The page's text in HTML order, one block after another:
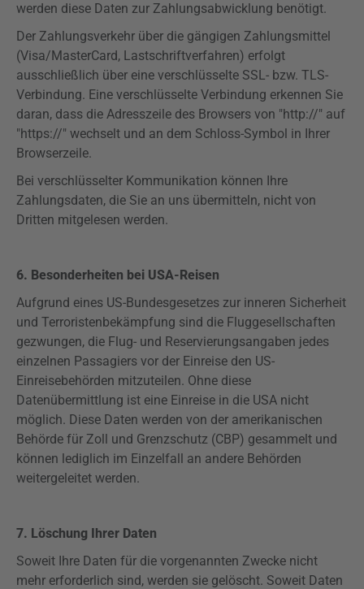
werden diese Daten zur Zahlungsabwicklung benötigt.
Der Zahlungsverkehr über die gängigen Zahlungsmittel
(Visa/MasterCard, Lastschriftverfahren) erfolgt
ausschließlich über eine verschlüsselte SSL- bzw. TLS-
Verbindung. Eine verschlüsselte Verbindung erkennen Sie
daran, dass die Adresszeile des Browsers von "http://" auf
"https://" wechselt und an dem Schloss-Symbol in Ihrer
Browserzeile.
Bei verschlüsselter Kommunikation können Ihre
Zahlungsdaten, die Sie an uns übermitteln, nicht von
Dritten mitgelesen werden.
6. Besonderheiten bei USA-Reisen
Aufgrund eines US-Bundesgesetzes zur inneren Sicherheit
und Terroristenbekämpfung sind die Fluggesellschaften
gezwungen, die Flug- und Reservierungsangaben jedes
einzelnen Passagiers vor der Einreise den US-
Einreisebehörden mitzuteilen. Ohne diese
Datenübermittlung ist eine Einreise in die USA nicht
möglich. Diese Daten werden von der amerikanischen
Behörde für Zoll und Grenzschutz (CBP) gesammelt und
können lediglich im Einzelfall an andere Behörden
weitergeleitet werden.
7. Löschung Ihrer Daten
Soweit Ihre Daten für die vorgenannten Zwecke nicht
mehr erforderlich sind, werden sie gelöscht. Soweit Daten